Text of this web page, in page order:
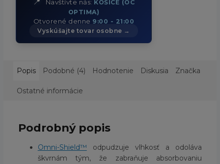
Navštívte nás: KOŠICE (OC
OPTIMA)
Otvorené denne 9:00 - 21:00
Vyskúšajte tovar osobne →
Popis Podobné (4) Hodnotenie Diskusia Značka
Ostatné informácie
Podrobný popis
Omni-Shield™ odpudzuje vlhkosť a odoláva
škvrnám tým, že zabraňuje absorbovaniu